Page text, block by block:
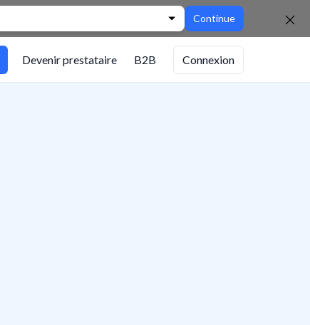
Continue
Devenir prestataire B2B Connexion